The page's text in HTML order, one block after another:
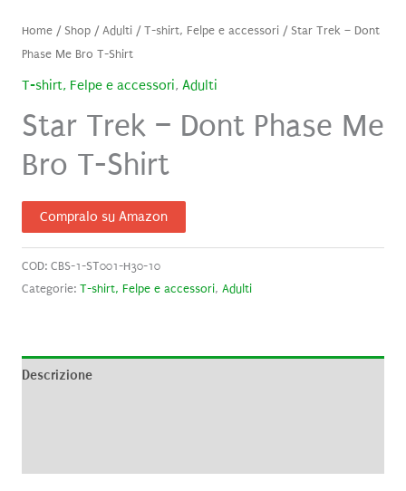
Home/ Shop/Adulti/T-shirt, Felpe e accessori/ Star Trek – Dont
Phase Me Bro T-Shirt
T-shirt, Felpe e accessori, Adulti
Star Trek – Dont Phase Me
Bro T-Shirt
Compralo su Amazon
COD: CBS-1-ST001-H30-10
Categorie: T-shirt, Felpe e accessori, Adulti
Descrizione